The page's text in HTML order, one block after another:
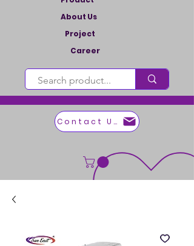
Career
Contact Us
About Us
Project